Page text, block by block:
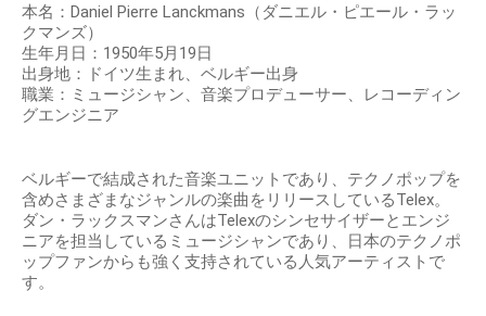
本名：Daniel Pierre Lanckmans（ダニエル・ピエール・ラッ
クマンズ）
生年月日：1950年5月19日
出身地：ドイツ生まれ、ベルギー出身
職業：ミュージシャン、音楽プロデューサー、レコーディン
グエンジニア
ベルギーで結成された音楽ユニットであり、テクノポップを
含めさまざまなジャンルの楽曲をリリースしているTelex。
ダン・ラックスマンさんはTelexのシンセサイザーとエンジ
ニアを担当しているミュージシャンであり、日本のテクノポ
ップファンからも強く支持されている人気アーティストで
す。